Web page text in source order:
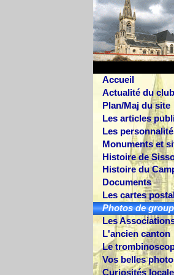
Accueil
Actualité du club
Plan/Maj du site
Les articles
Les
Monuments et
Histoire de
Histoire du
Documents
Les cartes
Photos de
Les
L'ancien canton
Le
Vos belles
Curiosités